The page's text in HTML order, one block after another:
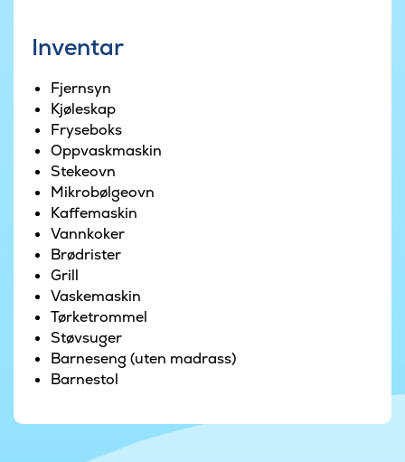
kjøle-/fryseplass. Fra det lange spisebordet er
slappe av sofakroken med en god bok eller film. I
dette fellesrommet finner man også husets peis.
De 7 soverommene i luksushuset er fordelt på to
soveavdelinger med hvert sitt bad. Det er også 4
soveplasser på hems (best egnet til barn). Huset
har til sammen 3 bad.
Solen kan nytes på terrassen, og her kan dere
også grille for eksempel en god burger.
Inventar
Fjernsyn
Kjøleskap
Fryseboks
Oppvaskmaskin
Stekeovn
Mikrobølgeovn
Kaffemaskin
Vannkoker
Brødrister
Grill
Vaskemaskin
Tørketrommel
Støvsuger
Barneseng (uten madrass)
Barnestol